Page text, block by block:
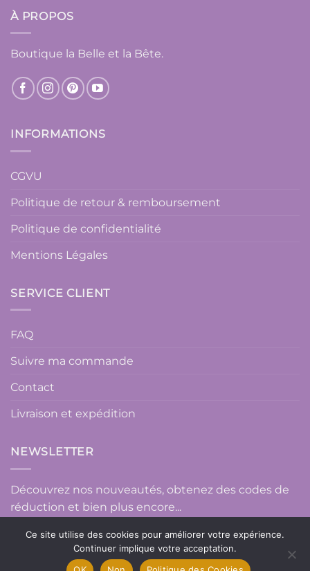
À PROPOS
Boutique la Belle et la Bête.
INFORMATIONS
CGVU
Politique de retour & remboursement
Politique de confidentialité
Mentions Légales
SERVICE CLIENT
FAQ
Suivre ma commande
Contact
Livraison et expédition
NEWSLETTER
Découvrez nos nouveautés, obtenez des codes de
réduction et bien plus encore...
Ce site utilise des cookies pour améliorer votre expérience.
Continuer implique votre acceptation.